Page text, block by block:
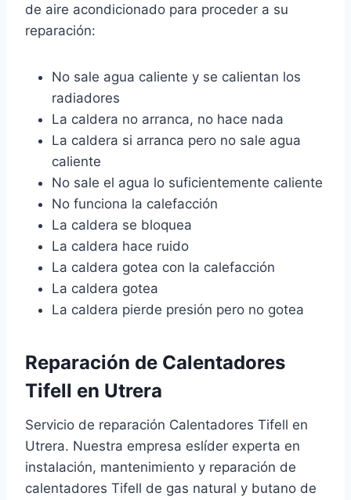
de aire acondicionado para proceder a su
reparación:
No sale agua caliente y se calientan los
radiadores
La caldera no arranca, no hace nada
La caldera si arranca pero no sale agua
caliente
No sale el agua lo suficientemente caliente
No funciona la calefacción
La caldera se bloquea
La caldera hace ruido
La caldera gotea con la calefacción
La caldera gotea
La caldera pierde presión pero no gotea
Reparación de Calentadores
Tifell en Utrera
Servicio de reparación Calentadores Tifell en
Utrera. Nuestra empresa eslíder experta en
instalación, mantenimiento y reparación de
calentadores Tifell de gas natural y butano de